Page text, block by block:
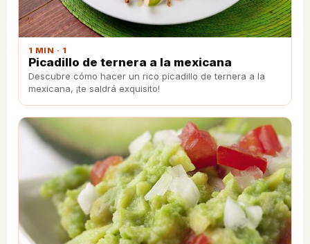
1 MIN · 1
Picadillo de ternera a la mexicana
Descubre cómo hacer un rico picadillo de ternera a la
mexicana, ¡te saldrá exquisito!